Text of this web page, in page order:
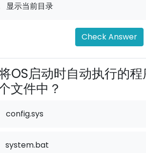
显示当前目录
Check Answer
OS启动时自动执行的
文件中？
config.sys
system.bat